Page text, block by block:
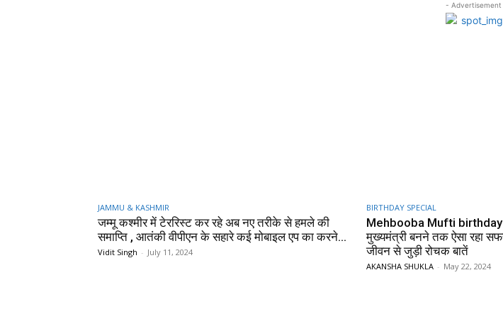
- Advertisement
JAMMU & KASHMIR
जम्मू कश्मीर में टेररिस्ट कर रहे अब नए तरीके से हमले की
समाप्ति , आतंकी वीपीएन के सहारे कई मोबाइल एप का करने...
Vidit Singh - July 11, 2024
BIRTHDAY SPECIAL
Mehbooba Mufti birthday
मुख्यमंत्री बनने तक ऐसा रहा
जीवन से जुड़ी रोचक बातें
AKANSHA SHUKLA - May 22, 2024